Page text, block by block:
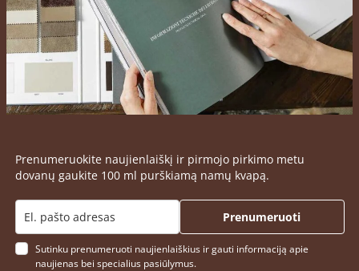
Prenumeruokite naujienlaiškį ir pirmojo pirkimo metu
dovanų gaukite 100 ml purškiamą namų kvapą.
Sutinku prenumeruoti naujienlaiškius ir gauti informaciją apie
naujienas bei specialius pasiūlymus.
Prenumeruoti